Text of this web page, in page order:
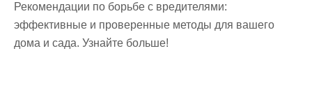
Рекомендации по борьбе с вредителями:
эффективные и проверенные методы для вашего
дома и сада. Узнайте больше!